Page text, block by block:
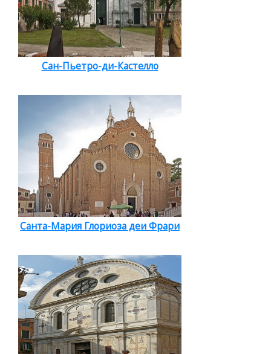
Сан-Пьетро-ди-Кастелло
Санта-Мария Глориоза деи Фрари